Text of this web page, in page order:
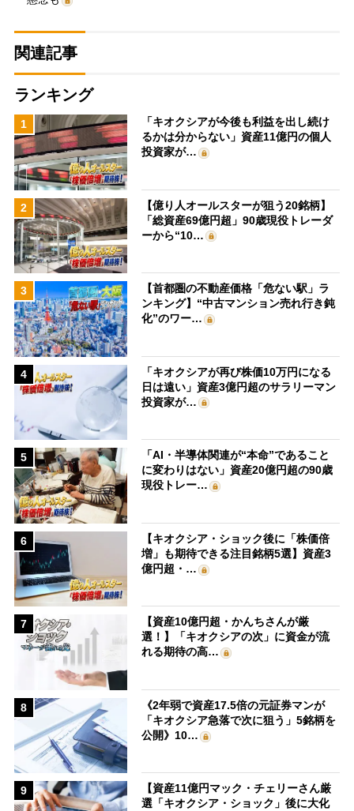
関連記事
ランキング
1
「キオクシアが今後も利益を出し続け
るかは分からない」資産11億円の個人
投資家が…
2
【億り人オールスターが狙う20銘柄】
「総資産69億円超」90歳現役トレーダ
ーから“10…
3
【首都圏の不動産価格「危ない駅」ラ
ンキング】“中古マンション売れ行き鈍
化”のワー…
4
「キオクシアが再び株価10万円になる
日は遠い」資産3億円超のサラリーマン
投資家が…
5
「AI・半導体関連が“本命”であること
に変わりはない」資産20億円超の90歳
現役トレー…
6
【キオクシア・ショック後に「株価倍
増」も期待できる注目銘柄5選】資産3
億円超・…
7
【資産10億円超・かんちさんが厳
選！】「キオクシアの次」に資金が流
れる期待の高…
8
《2年弱で資産17.5倍の元証券マンが
「キオクシア急落で次に狙う」5銘柄を
公開》10…
9
【資産11億円マック・チェリーさん厳
選「キオクシア・ショック」後に大化